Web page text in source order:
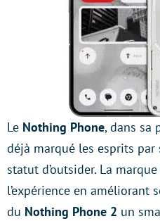
Le Nothing Phone, dans sa
déjà marqué les esprits
statut d’outsider. La
l’expérience en
du Nothing Phone 2 un